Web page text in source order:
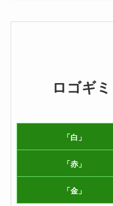
ロゴギ
「白」
「赤」
「金」